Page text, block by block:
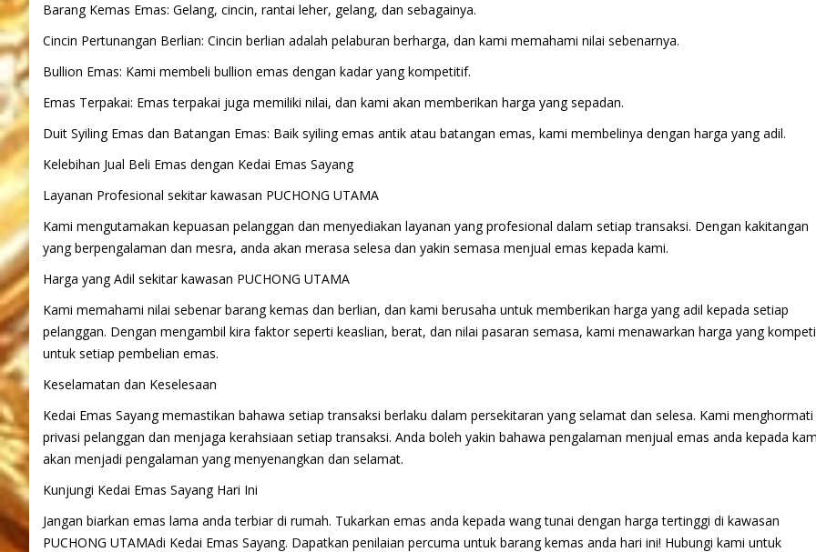
Barang Kemas Emas: Gelang, cincin, rantai leher, gelang, dan sebagainya.
Cincin Pertunangan Berlian: Cincin berlian adalah pelaburan berharga, dan kami memahami nilai sebenarnya.
Bullion Emas: Kami membeli bullion emas dengan kadar yang kompetitif.
Emas Terpakai: Emas terpakai juga memiliki nilai, dan kami akan memberikan harga yang sepadan.
Duit Syiling Emas dan Batangan Emas: Baik syiling emas antik atau batangan emas, kami membelinya dengan harga yang adil.
Kelebihan Jual Beli Emas dengan Kedai Emas Sayang
Layanan Profesional sekitar kawasan PUCHONG UTAMA
Kami mengutamakan kepuasan pelanggan dan menyediakan layanan yang profesional dalam setiap transaksi. Dengan kakitangan
yang berpengalaman dan mesra, anda akan merasa selesa dan yakin semasa menjual emas kepada kami.
Harga yang Adil sekitar kawasan PUCHONG UTAMA
Kami memahami nilai sebenar barang kemas dan berlian, dan kami berusaha untuk memberikan harga yang adil kepada setiap
pelanggan. Dengan mengambil kira faktor seperti keaslian, berat, dan nilai pasaran semasa, kami menawarkan harga yang
untuk setiap pembelian emas.
Keselamatan dan Keselesaan
Kedai Emas Sayang memastikan bahawa setiap transaksi berlaku dalam persekitaran yang selamat dan selesa. Kami menghormati
privasi pelanggan dan menjaga kerahsiaan setiap transaksi. Anda boleh yakin bahawa pengalaman menjual emas anda kepada
akan menjadi pengalaman yang menyenangkan dan selamat.
Kunjungi Kedai Emas Sayang Hari Ini
Jangan biarkan emas lama anda terbiar di rumah. Tukarkan emas anda kepada wang tunai dengan harga tertinggi di kawasan
PUCHONG UTAMAdi Kedai Emas Sayang. Dapatkan penilaian percuma untuk barang kemas anda hari ini! Hubungi kami untuk